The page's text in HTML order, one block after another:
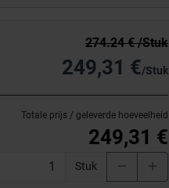
274.24 € /Stuk
249,31 €/Stuk
Totale prijs / geleverde hoeveelheid
249,31 €
Stuk